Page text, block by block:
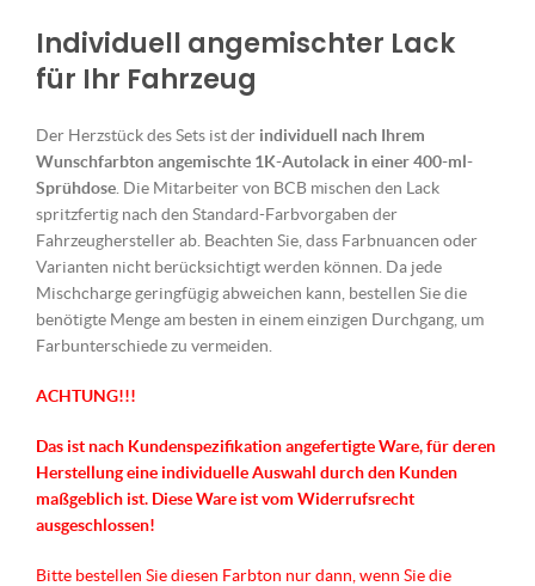
Individuell angemischter Lack
für Ihr Fahrzeug
Der Herzstück des Sets ist der individuell nach Ihrem
Wunschfarbton angemischte 1K-Autolack in einer 400-ml-
Sprühdose . Die Mitarbeiter von BCB mischen den Lack
spritzfertig nach den Standard-Farbvorgaben der
Fahrzeughersteller ab. Beachten Sie, dass Farbnuancen oder
Varianten nicht berücksichtigt werden können. Da jede
Mischcharge geringfügig abweichen kann, bestellen Sie die
benötigte Menge am besten in einem einzigen Durchgang, um
Farbunterschiede zu vermeiden.
ACHTUNG!!!
Das ist nach Kundenspezifikation angefertigte Ware, für deren
Herstellung eine individuelle Auswahl durch den Kunden
maßgeblich ist. Diese Ware ist vom Widerrufsrecht
ausgeschlossen!
Bitte bestellen Sie diesen Farbton nur dann, wenn Sie die